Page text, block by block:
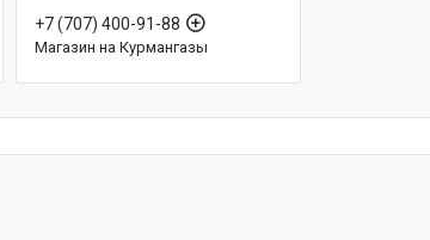
+7 (707) 400-91-88
Магазин на Курмангазы